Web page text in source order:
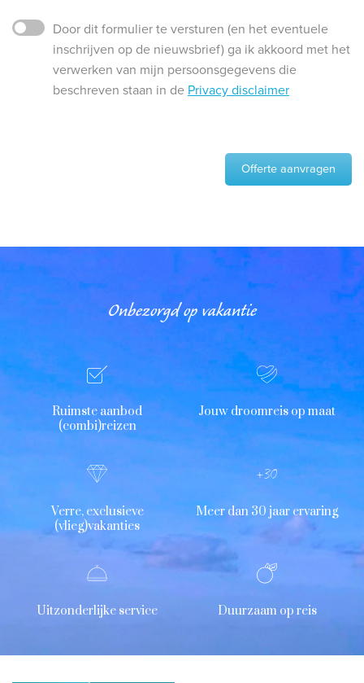
Door dit formulier te versturen (en het eventuele
inschrijven op de nieuwsbrief) ga ik akkoord met het
verwerken van mijn persoonsgegevens die
beschreven staan in de Privacy disclaimer
Offerte aanvragen
Onbezorgd op vakantie
Ruimste aanbod
(combi)reizen
Jouw droomreis op maat
Verre, exclusieve
(vlieg)vakanties
Meer dan 30 jaar ervaring
Uitzonderlijke service Duurzaam op reis